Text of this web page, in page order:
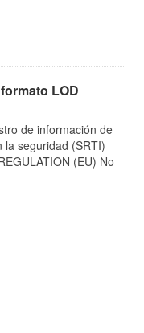
LOD
de información de
seguridad (SRTI)
(EU) No